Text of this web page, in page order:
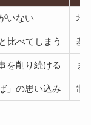
いない 地
比べてしまう 基
を削り続ける ま
」の思い込み 制